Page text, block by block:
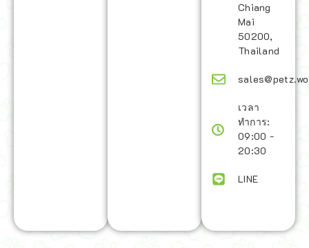
Chiang
Mai
50200,
Thailand
เวลา
ทำการ:
09:00 -
20:30
LINE